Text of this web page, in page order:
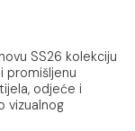
SS26 kolekciju
promišljenu
odjeće i
vizualnog